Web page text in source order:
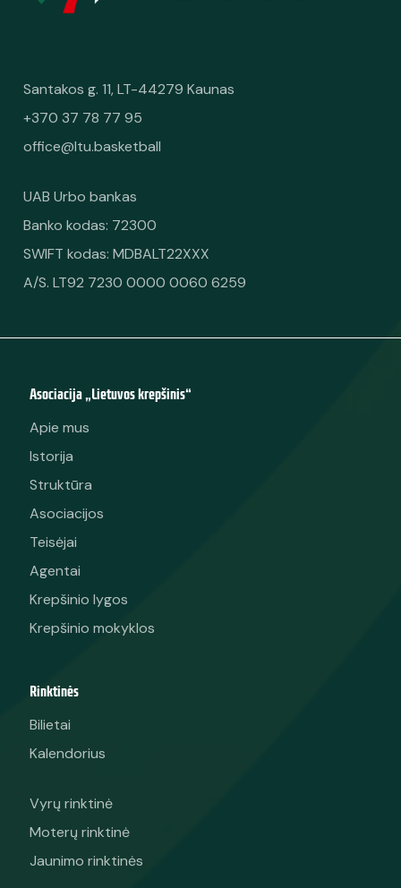
Santakos g. 11, LT-44279 Kaunas
+370 37 78 77 95
office@ltu.basketball
UAB Urbo bankas
Banko kodas: 72300
SWIFT kodas: MDBALT22XXX
A/S. LT92 7230 0000 0060 6259
Asociacija „Lietuvos krepšinis“
Apie mus
Istorija
Struktūra
Asociacijos
Teisėjai
Agentai
Krepšinio lygos
Krepšinio mokyklos
Rinktinės
Bilietai
Kalendorius
Vyrų rinktinė
Moterų rinktinė
Jaunimo rinktinės